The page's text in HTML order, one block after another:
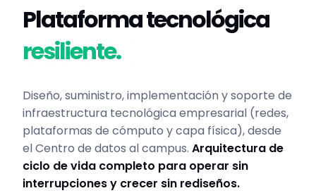
Plataforma tecnológica
resiliente.
Diseño, suministro, implementación y soporte de
infraestructura tecnológica empresarial (redes,
plataformas de cómputo y capa física), desde
el Centro de datos al campus. Arquitectura de
ciclo de vida completo para operar sin
interrupciones y crecer sin rediseños.